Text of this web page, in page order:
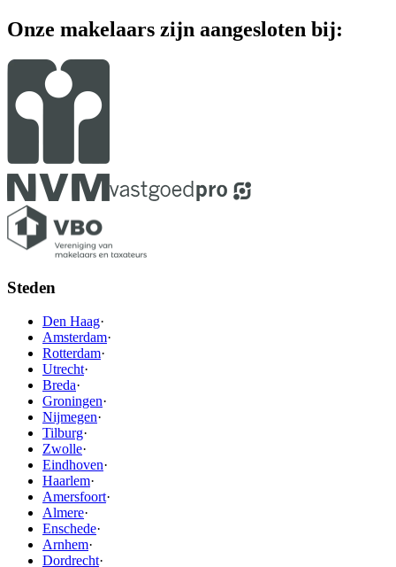
Onze makelaars zijn aangesloten bij:
Steden
Den Haag·
Amsterdam·
Rotterdam·
Utrecht·
Breda·
Groningen·
Nijmegen·
Tilburg·
Zwolle·
Eindhoven·
Haarlem·
Amersfoort·
Almere·
Enschede·
Arnhem·
Dordrecht·